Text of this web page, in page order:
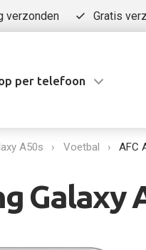
verzonden Gratis
per telefoon
A50s Voetbal AFC
Galaxy